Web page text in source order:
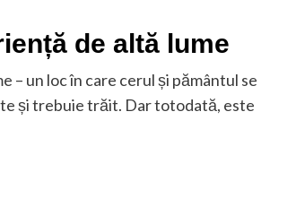
de altă lume
– un loc în care cerul și pământul se
și trebuie trăit. Dar totodată, este